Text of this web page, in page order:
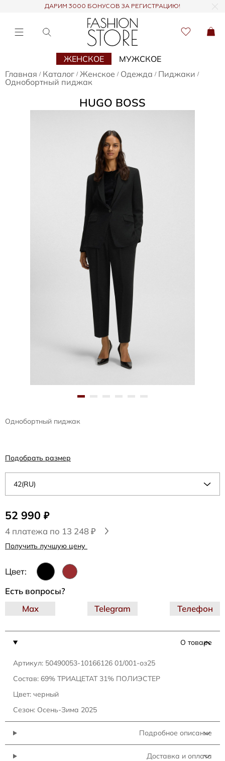
ДАРИМ 3000 БОНУСОВ ЗА РЕГИСТРАЦИЮ!
ЖЕНСКОЕ
МУЖСКОЕ
Главная / Каталог / Женское / Одежда / Пиджаки /
Однобортный пиджак
HUGO BOSS
Однобортный пиджак
52 990 ₽
4 платежа по 13 248 ₽
Получить лучшую цену
Цвет:
42(RU)
Подобрать размер
О товаре
Артикул: 50490053-10166126 01/001-оз25
Состав: 69% ТРИАЦЕТАТ 31% ПОЛИЭСТЕР
Цвет: черный
Сезон: Осень-Зима 2025
Подробное описание
Доставка и оплата
Есть вопросы?
Telegram
Max Телефон